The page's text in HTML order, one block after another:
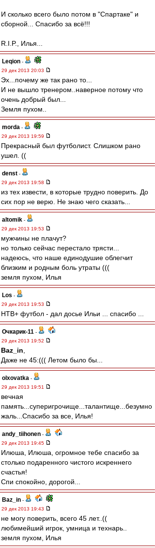
И сколько всего было потом в "Спартаке" и
сборной... Спасибо за всё!!!
R.I.P., Илья...
Leqion -
29 дек 2013 20:03
Эх...почему же так рано то...
И не вышло тренером..наверное потому что
очень добрый был...
Земля пухом..
morda -
29 дек 2013 19:59
Прекрасный был футболист. Слишком рано
ушел. ((
denst -
29 дек 2013 19:58
из тех извести, в которые трудно поверить. До
сих пор не верю. Не знаю чего сказать...
altomik -
29 дек 2013 19:53
мужчины не плачут?
но только сейчас перестало трясти...
надеюсь, что наше единодушие облегчит
близким и родным боль утраты (((
земля пухом, Илья
Los -
29 дек 2013 19:53
НТВ+ футбол - дал досье Ильи ... спасибо ...
Очкарик-11 -
29 дек 2013 19:52
Baz_in
Даже не 45:((( Летом было бы...
olxovatka -
29 дек 2013 19:51
вечная
память...суперигрочище...талантище...безумно
жаль...Спасибо за все, Илья!
andy_tiihonen -
29 дек 2013 19:45
Илюша, Илюша, огромное тебе спасибо за
столько подаренного чистого искреннего
счастья!
Спи спокойно, дорогой...
Baz_in -
29 дек 2013 19:43
не могу поверить, всего 45 лет..((
любимейший игрок, умница и технарь..
земля пухом, Илья